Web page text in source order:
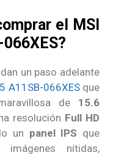
el MSI
un paso adelante
A11SB-066XESque
de 15.6
resolución Full HD
un panel IPS que
nítidas,